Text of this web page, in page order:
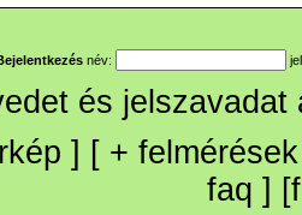
név:
és
] [ + felmérések
faq ] [